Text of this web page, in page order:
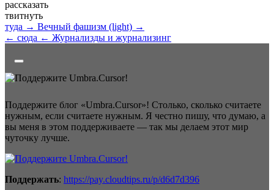
рассказать
твитнуть
туда → Вечный фашизм (light) →
← сюда ← Журнализды и журнализинг
Поддержите блог «Umbra.Cursor»! Столько, сколько считаете
нужным, если считаете нужным. Я честно пишу, что думаю, а
вы меня в этом поддерживаете — так мы делаем этот мир
чуточку лучше.
Поддержать: https://pay.cloudtips.ru/p/d6d7d396